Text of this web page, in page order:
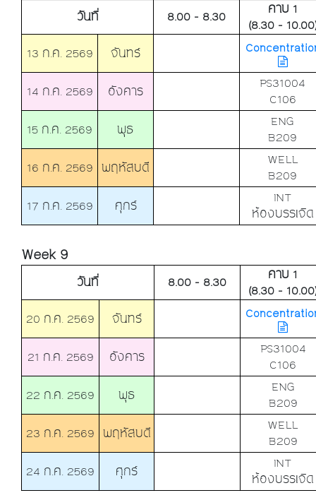
วันที่ 8.00 - 8.30
คาบ 1
(8.30 -
13 ก.ค. 2569
จันทร์
14 ก.ค. 2569 อังคาร
PS31004
C106
15 ก.ค. 2569
พุธ
ENG
B209
16 ก.ค. 2569 พฤหัสบดี
WELL
B209
17 ก.ค. 2569
ศุกร์
INT
ห้องบรรเจิด
Week 9
วันที่ 8.00 - 8.30
คาบ 1
(8.30 -
20 ก.ค. 2569
จันทร์
21 ก.ค. 2569 อังคาร
PS31004
C106
22 ก.ค. 2569
พุธ
ENG
B209
23 ก.ค. 2569 พฤหัสบดี
WELL
B209
24 ก.ค. 2569
ศุกร์
INT
ห้องบรรเจิด